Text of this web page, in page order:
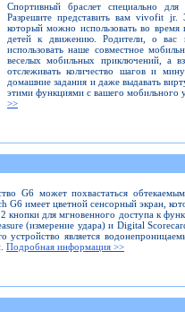
Спортивный браслет специально
Разрешите представить вам vivofit jr.
который можно использовать во время
детей к движению. Родители, о
использовать наше совместное
веселых мобильных приключений, а
отслеживать количество шагов и
домашние задания и даже выдавать
этими функциями с вашего мобильного
>>
G6 может похвастаться
G6 имеет цветной сенсорный экран,
кнопки для мгновенного доступа к
(измерение удара) и Digital
устройство является
Подробная информация >>